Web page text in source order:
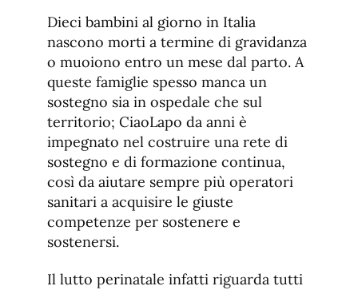
Dieci bambini al giorno in Italia
nascono morti a termine di gravidanza
o muoiono entro un mese dal parto. A
queste famiglie spesso manca un
sostegno sia in ospedale che sul
territorio; CiaoLapo da anni è
impegnato nel costruire una rete di
sostegno e di formazione continua,
così da aiutare sempre più operatori
sanitari a acquisire le giuste
competenze per sostenere e
sostenersi.
Il lutto perinatale infatti riguarda tutti